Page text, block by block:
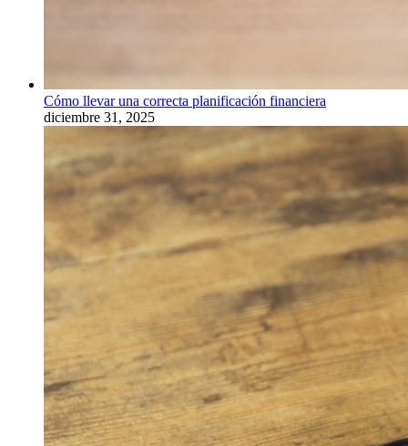
Cómo llevar una correcta planificación financiera
diciembre 31, 2025